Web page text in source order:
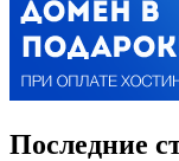
Последние